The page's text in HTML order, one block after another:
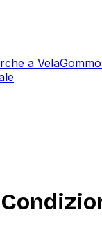
a Vela